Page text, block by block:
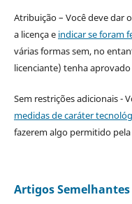
Atribuição – Você deve dar o
a licença e indicar se foram
várias formas sem, no
licenciante) tenha
Sem restrições adicionais -
medidas de caráter
fazerem algo permitido pela
Artigos Semelhantes